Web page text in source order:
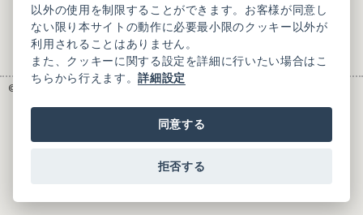
© 2025 BAUENZ
以外の使用を制限することができます。お客様が同意し
ない限り本サイトの動作に必要最小限のクッキー以外が
利用されることはありません。
また、クッキーに関する設定を詳細に行いたい場合はこ
ちらから行えます。詳細設定
同意する
拒否する